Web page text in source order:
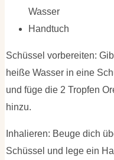
Wasser
Handtuch
Schüssel vorbereiten:
heiße Wasser in eine
und füge die 2 Tropfen
hinzu.
Inhalieren: Beuge dich
Schüssel und lege ein